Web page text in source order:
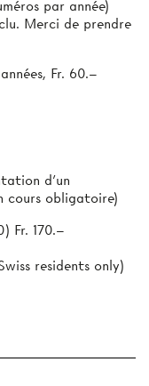
Merci de prendre
Fr. 60.–
d’un
cours obligatoire)
Fr. 170.–
residents only)